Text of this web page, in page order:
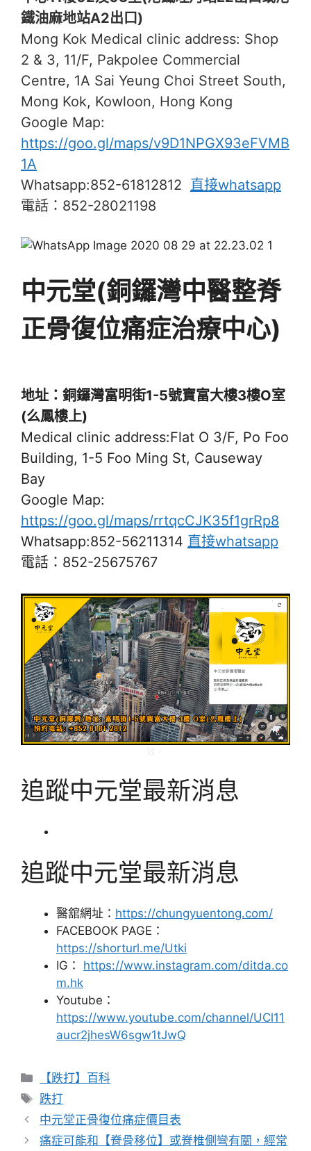
鐵油麻地站A2出口)
Mong Kok Medical clinic address: Shop
2 & 3, 11/F, Pakpolee Commercial
Centre, 1A Sai Yeung Choi Street South,
Mong Kok, Kowloon, Hong Kong
Google Map:
https://goo.gl/maps/v9D1NPGX93eFVMB
1A
Whatsapp:852-61812812 直接whatsapp
電話：852-28021198
中元堂(銅鑼灣中醫整脊
正骨復位痛症治療中心)
地址：銅鑼灣富明街1-5號寶富大樓3樓O室
(么鳳樓上)
Medical clinic address:Flat O 3/F, Po Foo
Building, 1-5 Foo Ming St, Causeway
Bay
Google Map:
https://goo.gl/maps/rrtqcCJK35f1grRp8
Whatsapp:852-56211314 直接whatsapp
電話：852-25675767
追蹤中元堂最新消息
追蹤中元堂最新消息
醫舘網址： https://chungyuentong.com/
FACEBOOK PAGE：
https://shorturl.me/Utki
IG： https://www.instagram.com/ditda.co
m.hk
Youtube：
https://www.youtube.com/channel/UCl11
aucr2jhesW6sgw1tJwQ
分
類
【跌打】百科
標
籤
跌打
中元堂正骨復位痛症價目表
痛症可能和【脊骨移位】或脊椎側彎有關，經常